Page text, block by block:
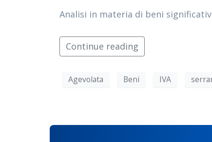
Analisi in materia di beni
Continue reading
Agevolata Beni IVA